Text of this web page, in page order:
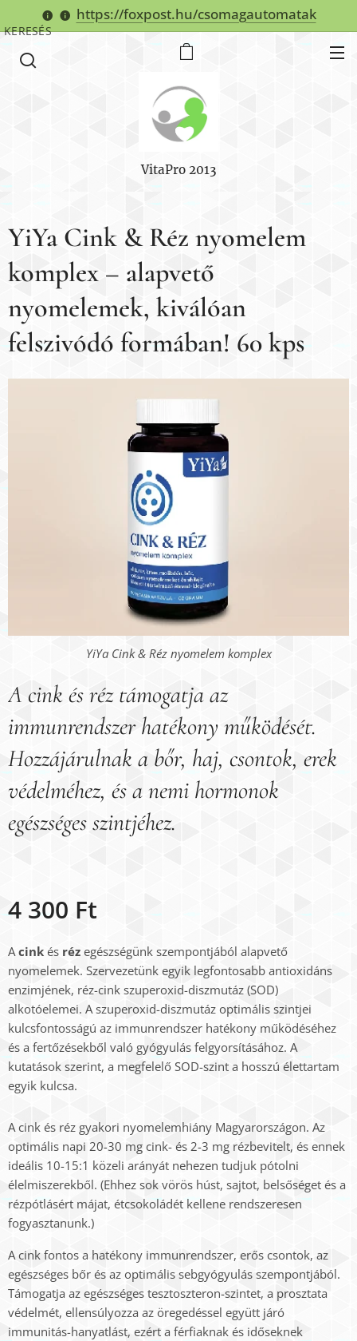
https://foxpost.hu/csomagautomatak
VitaPro 2013
KERESÉS
YiYa Cink & Réz nyomelem
komplex – alapvető
nyomelemek, kiválóan
felszivódó formában! 60 kps
YiYa Cink & Réz nyomelem komplex
A cink és réz támogatja az
immunrendszer hatékony működését.
Hozzájárulnak a bőr, haj, csontok, erek
védelméhez, és a nemi hormonok
egészséges szintjéhez.
4 300 Ft
Acink és réz egészségünk szempontjából alapvető
nyomelemek. Szervezetünk egyik legfontosabb antioxidáns
enzimjének, réz-cink szuperoxid-diszmutáz (SOD)
alkotóelemei. A szuperoxid-diszmutáz optimális szintjei
kulcsfontosságú az immunrendszer hatékony működéséhez
és a fertőzésekből való gyógyulás felgyorsításához. A
kutatások szerint, a megfelelő SOD-szint a hosszú élettartam
egyik kulcsa.
A cink és réz gyakori nyomelemhiány Magyarországon. Az
optimális napi 20-30 mg cink- és 2-3 mg rézbevitelt, és ennek
ideális 10-15:1 közeli arányát nehezen tudjuk pótolni
élelmiszerekből. (Ehhez sok vörös húst, sajtot, belsőséget és a
rézpótlásért májat, étcsokoládét kellene rendszeresen
fogyasztanunk.)
A cink fontos a hatékony immunrendszer, erős csontok, az
egészséges bőr és az optimális sebgyógyulás szempontjából.
Támogatja az egészséges tesztoszteron-szintet, a prosztata
védelmét, ellensúlyozza az öregedéssel együtt járó
immunitás-hanyatlást, ezért a férfiaknak és időseknek